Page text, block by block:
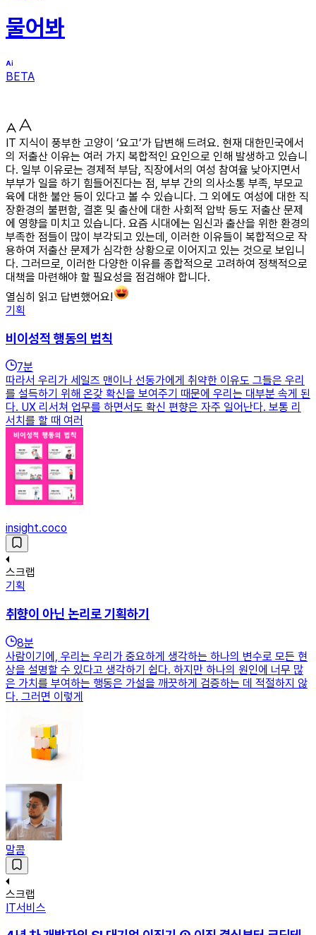
물어봐
BETA
IT 지식이 풍부한 고양이 ‘요고’가 답변해 드려요. 현재 대한민국에서
의 저출산 이유는 여러 가지 복합적인 요인으로 인해 발생하고 있습니
다. 일부 이유로는 경제적 부담, 직장에서의 여성 참여율 낮아지면서
부부가 일을 하기 힘들어진다는 점, 부부 간의 의사소통 부족, 부모교
육에 대한 불안 등이 있다고 볼 수 있습니다. 그 외에도 여성에 대한 직
장환경의 불편함, 결혼 및 출산에 대한 사회적 압박 등도 저출산 문제
에 영향을 미치고 있습니다. 요즘 시대에는 임신과 출산을 위한 환경의
부족한 점들이 많이 부각되고 있는데, 이러한 이유들이 복합적으로 작
용하여 저출산 문제가 심각한 상황으로 이어지고 있는 것으로 보입니
다. 그러므로, 이러한 다양한 이유를 종합적으로 고려하여 정책적으로
대책을 마련해야 할 필요성을 점검해야 합니다.
열심히 읽고 답변했어요!
기획
비이성적 행동의 법칙
7분
따라서 우리가 세일즈 맨이나 선동가에게 취약한 이유도 그들은 우리
를 설득하기 위해 온갖 확신을 보여주기 때문에 우리는 대부분 속게 된
다. UX 리서쳐 업무를 하면서도 확신 편향은 자주 일어난다. 보통 리
서치를 할 때 여러
insight.coco
스크랩
기획
취향이 아닌 논리로 기획하기
8분
사람이기에, 우리는 우리가 중요하게 생각하는 하나의 변수로 모든 현
상을 설명할 수 있다고 생각하기 쉽다. 하지만 하나의 원인에 너무 많
은 가치를 부여하는 행동은 가설을 깨끗하게 검증하는 데 적절하지 않
다. 그러면 이렇게
말콤
스크랩
IT서비스